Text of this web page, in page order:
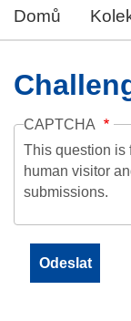
Domů
CAPTCHA
This question is
human visitor
submissions.